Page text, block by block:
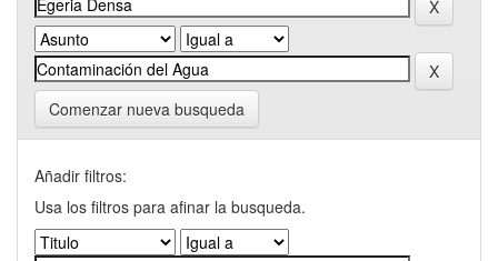
Comenzar nueva busqueda
Añadir filtros:
Usa los filtros para afinar la busqueda.